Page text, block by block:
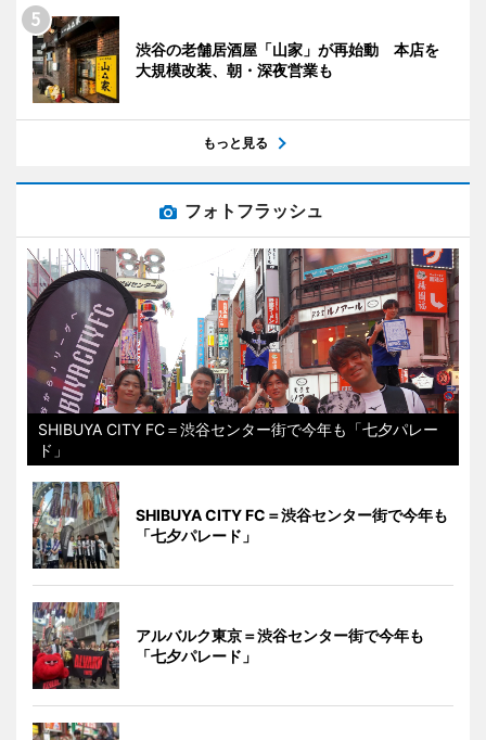
渋谷の老舗居酒屋「山家」が再始動 本店を
大規模改装、朝・深夜営業も
もっと見る
フォトフラッシュ
SHIBUYA CITY FC＝渋谷センター街で今年も「七夕パレー
ド」
SHIBUYA CITY FC＝渋谷センター街で今年も
「七夕パレード」
アルバルク東京＝渋谷センター街で今年も
「七夕パレード」